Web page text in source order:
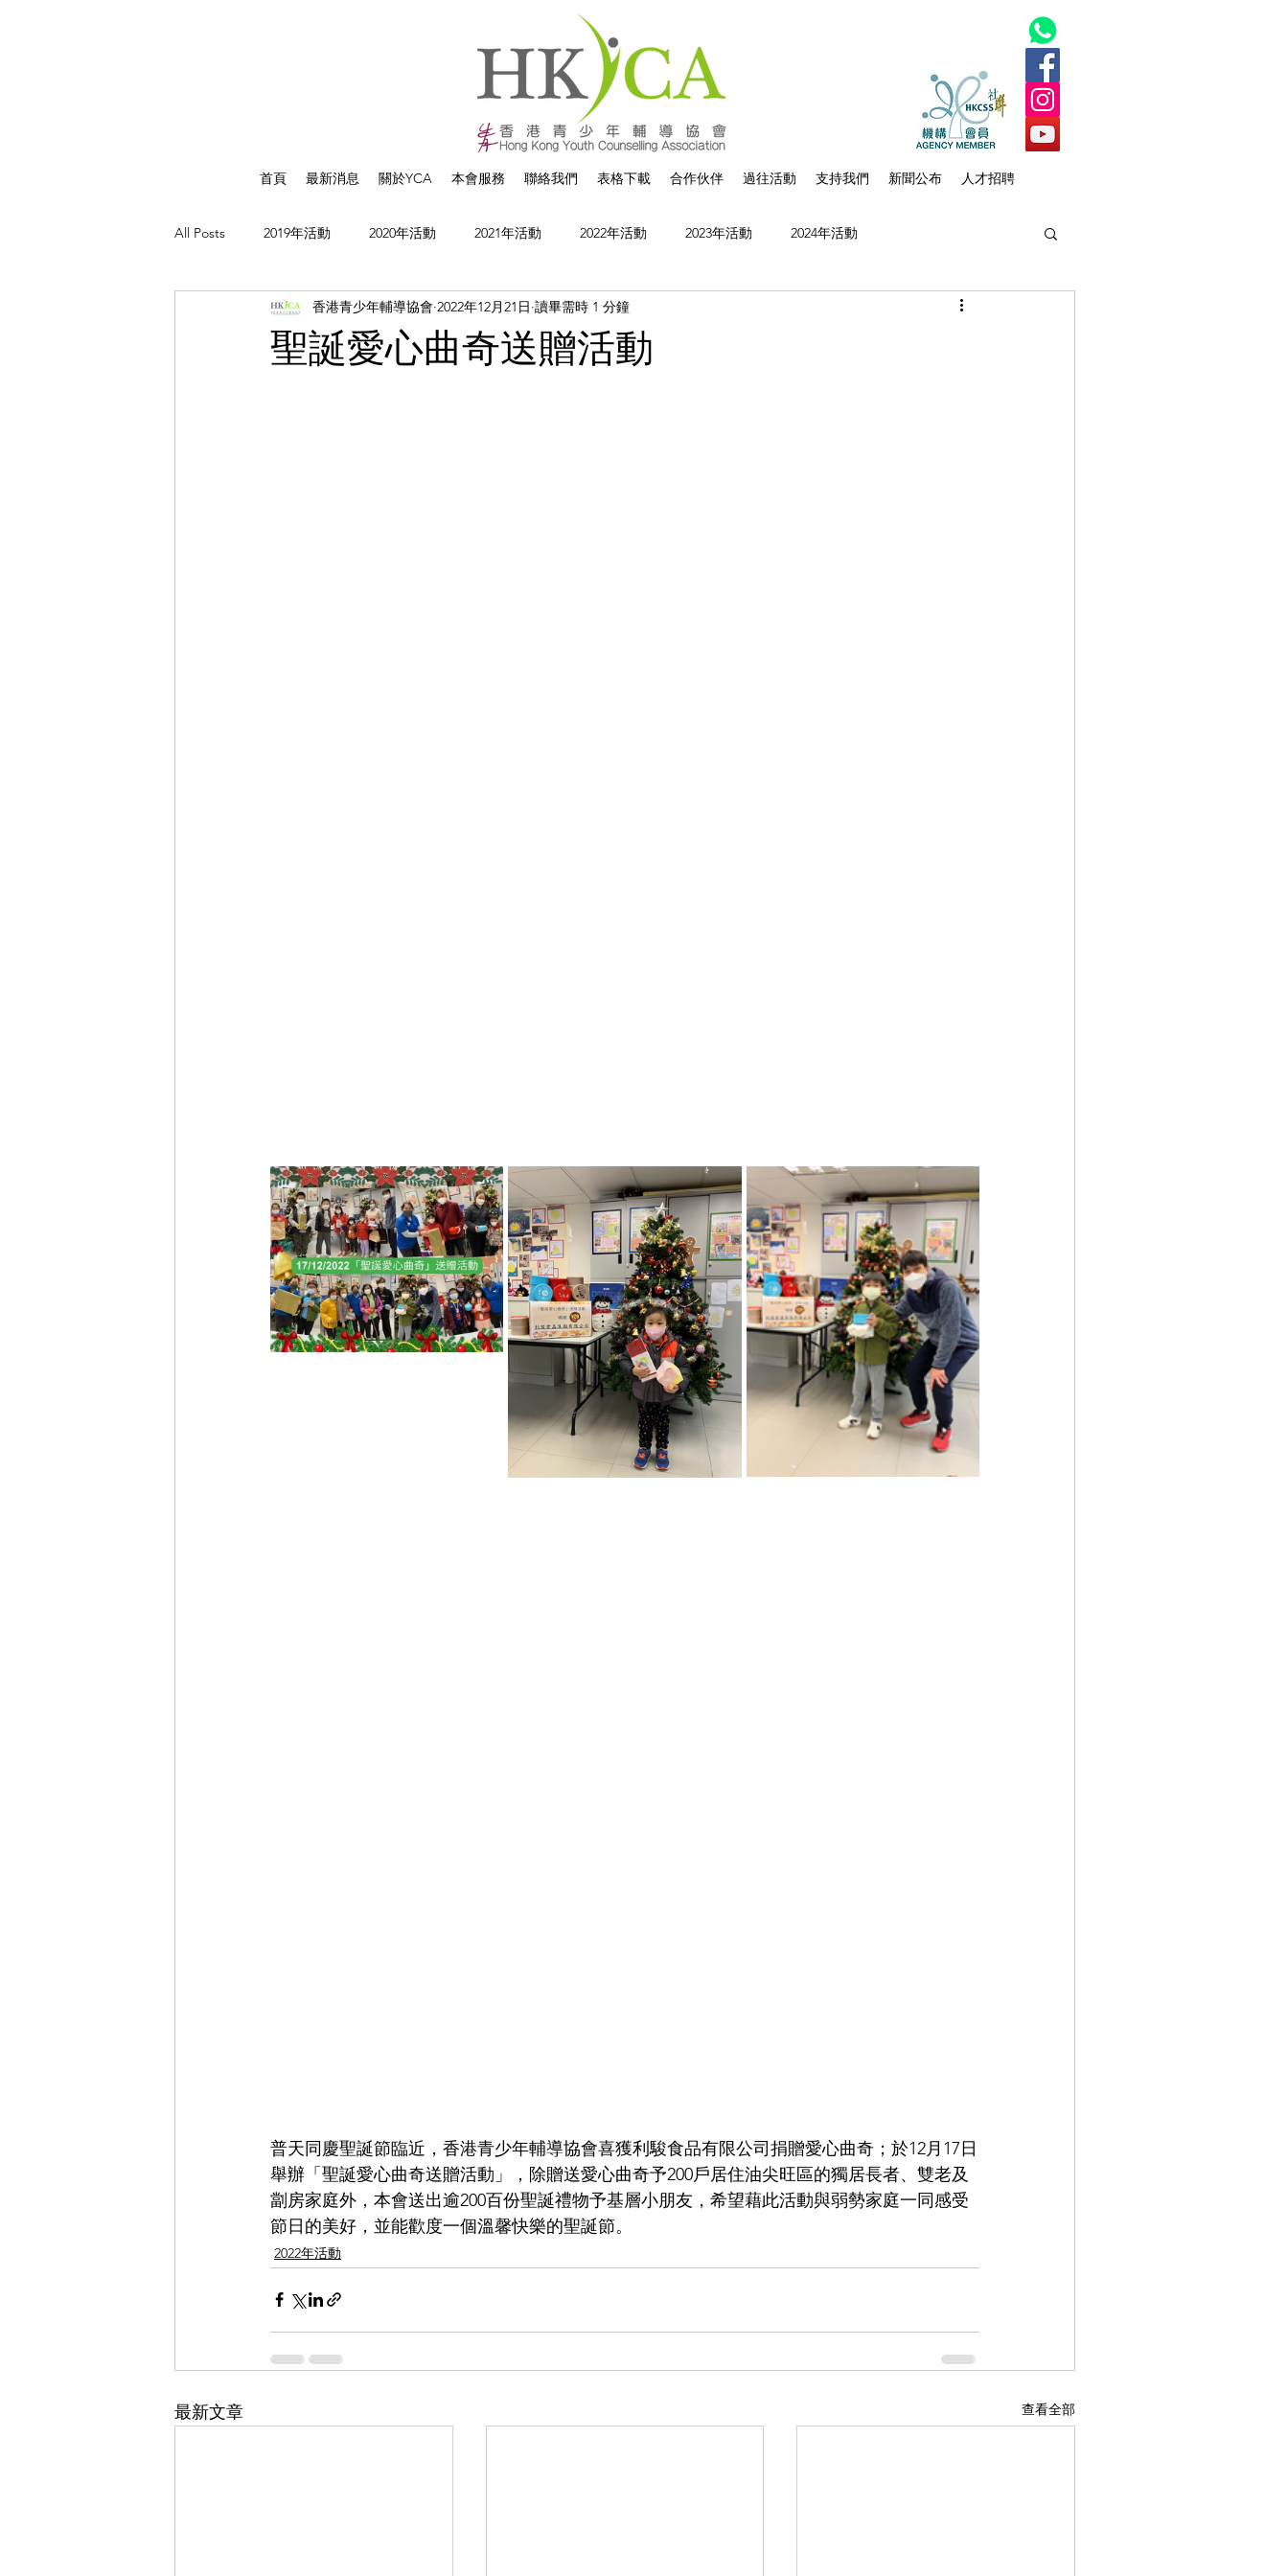
首頁 最新消息 關於YCA 本會服務 聯絡我們 表格下載 合作伙伴 過往活動 支持我們 新聞公布 人才招聘
All Posts 2019年活動 2020年活動 2021年活動 2022年活動 2023年活動 2024年活動
聖誕愛心曲奇送贈活動
香港青少年輔導協會 2022年12月21日 讀畢需時 1 分鐘
普天同慶聖誕節臨近，香港青少年輔導協會喜獲利駿食品有限公司捐贈愛心曲奇；於12月17日
舉辦「聖誕愛心曲奇送贈活動」，除贈送愛心曲奇予200戶居住油尖旺區的獨居長者、雙老及
劏房家庭外，本會送出逾200百份聖誕禮物予基層小朋友，希望藉此活動與弱勢家庭一同感受
節日的美好，並能歡度一個溫馨快樂的聖誕節。
2022年活動
最新文章 查看全部